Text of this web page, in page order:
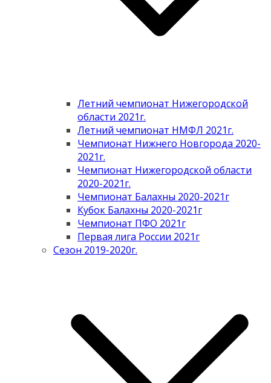
Летний чемпионат Нижегородской
области 2021г.
Летний чемпионат НМФЛ 2021г.
Чемпионат Нижнего Новгорода 2020-
2021г.
Чемпионат Нижегородской области
2020-2021г.
Чемпионат Балахны 2020-2021г
Кубок Балахны 2020-2021г
Чемпионат ПФО 2021г
Первая лига России 2021г
Сезон 2019-2020г.